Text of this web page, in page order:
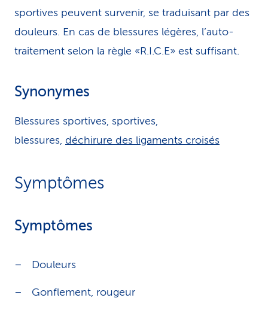
sportives peuvent survenir, se traduisant par des
douleurs. En cas de blessures légères, l’auto-
traitement selon la règle «R.I.C.E» est suffisant.
Synonymes
Blessures sportives, sportives,
blessures, déchirure des ligaments croisés
Symptômes
Symptômes
Douleurs
Gonflement, rougeur